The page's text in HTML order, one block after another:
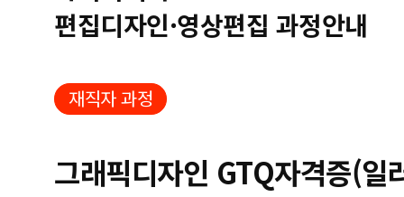
편집디자인·영상편집 과정안내
재직자 과정
그래픽디자인 GTQ자격증(일